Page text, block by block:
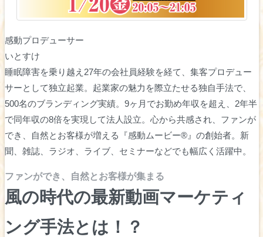
感動プロデューサー
いとすけ
睡眠障害を乗り越え27年の会社員経験を経て、集客プロデュー
サーとして独立起業。起業家の魅力を際立たせる独自手法で、
500名のブランディング実績。9ヶ月でお勤め年収を超え、2年半
で同年収の8倍を実現して法人設立。心から共感され、ファンが
でき、自然とお客様が増える『感動ムービー®』の創始者。新
聞、雑誌、ラジオ、ライブ、セミナーなどでも幅広く活躍中。
ファンができ、自然とお客様が集まる
風の時代の最新動画マーケティ
ング手法とは！？